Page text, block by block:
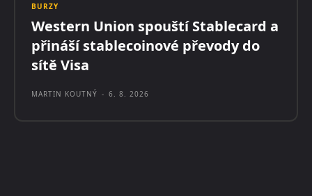
BURZY
Western Union spouští Stablecard a
přináší stablecoinové převody do
sítě Visa
MARTIN KOUTNÝ - 6. 8. 2026